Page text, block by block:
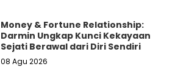
Money & Fortune Relationship:
Darmin Ungkap Kunci Kekayaan
Sejati Berawal dari Diri Sendiri
08 Agu 2026